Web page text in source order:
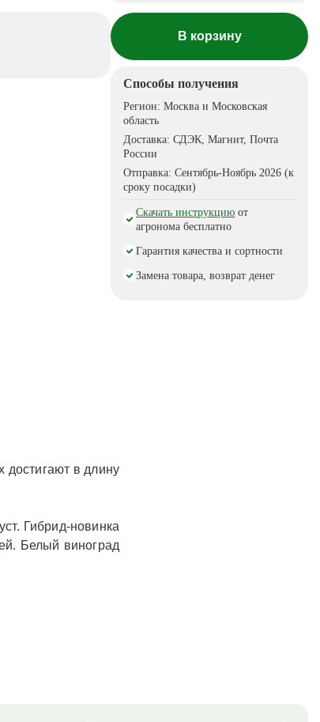
В корзину
Способы получения
Регион:Москва и Московская
область
Доставка:СДЭК, Магнит, Почта
России
Отправка:Сентябрь-Ноябрь 2026 (к
сроку посадки)
Скачать инструкцию от
агронома бесплатно
Гарантия качества и сортности
Замена товара, возврат денег
достигают в длину
Гибрид-новинка
Белый виноград